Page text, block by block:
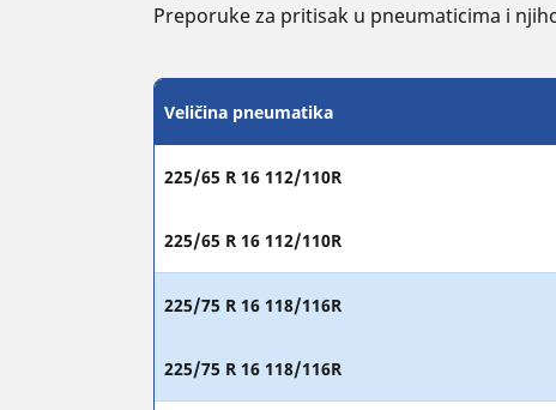
Preporuke za pritisak u pneumaticima i
Veličina pneumatika
225/65 R 16 112/110R
225/65 R 16 112/110R
225/75 R 16 118/116R
225/75 R 16 118/116R